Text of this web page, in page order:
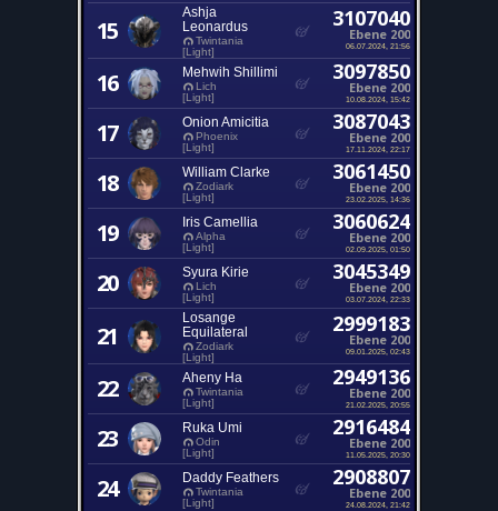
15
Ashja
Leonardus
Twintania
[Light]
3107040
Ebene 200
06.07.2024, 21:56
16 Mehwih Shillimi
Lich
[Light]
3097850
Ebene 200
10.08.2024, 15:42
17 Onion Amicitia
Phoenix
[Light]
3087043
Ebene 200
17.11.2024, 22:17
18 William Clarke
Zodiark
[Light]
3061450
Ebene 200
23.02.2025, 14:36
19 Iris Camellia
Alpha
[Light]
3060624
Ebene 200
02.09.2025, 01:50
20 Syura Kirie
Lich
[Light]
3045349
Ebene 200
03.07.2024, 22:33
21
Losange
Equilateral
Zodiark
[Light]
2999183
Ebene 200
09.01.2025, 02:43
22 Aheny Ha
Twintania
[Light]
2949136
Ebene 200
21.02.2025, 20:55
23 Ruka Umi
Odin
[Light]
2916484
Ebene 200
11.05.2025, 20:30
24 Daddy Feathers
Twintania
[Light]
2908807
Ebene 200
24.08.2024, 21:42